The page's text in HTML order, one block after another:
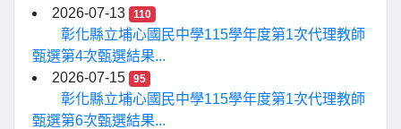
2026-07-13
110
彰化縣立埔心國民中學115學年度第1次代理教師
甄選第4次甄選結果...
2026-07-15
95
彰化縣立埔心國民中學115學年度第1次代理教師
甄選第6次甄選結果...